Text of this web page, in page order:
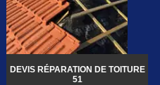
DEVIS RÉPARATION DE TOITURE
51